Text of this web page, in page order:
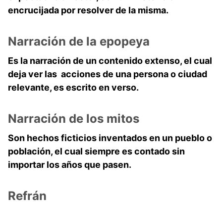
encrucijada por resolver de la misma.
Narración de la epopeya
Es la narración de un contenido extenso, el cual
deja ver las acciones de una persona o ciudad
relevante, es escrito en verso.
Narración de los mitos
Son hechos ficticios inventados en un pueblo o
población, el cual siempre es contado sin
importar los años que pasen.
Refrán